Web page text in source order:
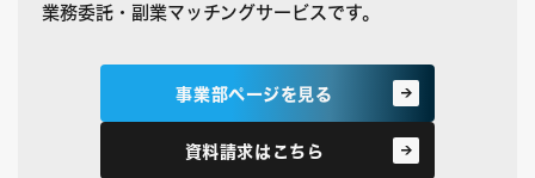
業務委託・副業マッチングサービスです。
事業部ページを見る
資料請求はこちら